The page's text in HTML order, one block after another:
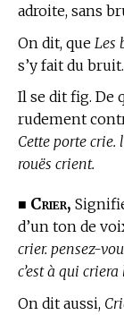
adroite, sans
On dit, que Les
s’y fait du bruit.
Il se dit fig. De
rudement
Cette porte crie.
rouës crient.
■ Crier,
d’un ton de
crier. pensez-
c’est à qui
On dit aussi,